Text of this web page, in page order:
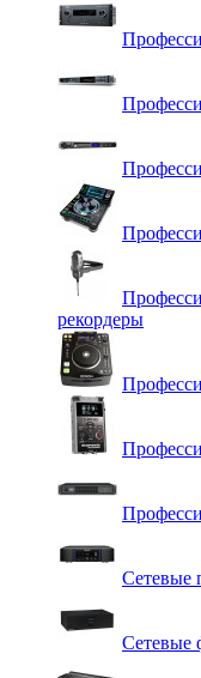
рекордеры
Сетевые
Сетевые